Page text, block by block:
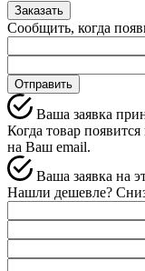
Заказать
Сообщить, когда
Отправить
Ваша заявка
Когда товар
на Ваш email.
Ваша заявка на
Нашли дешевле?